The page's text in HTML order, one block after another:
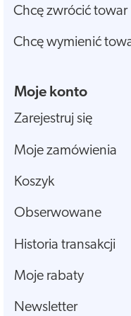
Chcę zwrócić towar
Chcę wymienić
Moje konto
Zarejestruj się
Moje zamówienia
Koszyk
Obserwowane
Historia transakcji
Moje rabaty
Newsletter